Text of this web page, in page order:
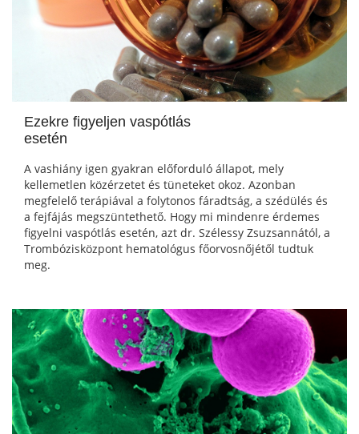
Ezekre figyeljen vaspótlás
esetén
A vashiány igen gyakran előforduló állapot, mely
kellemetlen közérzetet és tüneteket okoz. Azonban
megfelelő terápiával a folytonos fáradtság, a szédülés és
a fejfájás megszüntethető. Hogy mi mindenre érdemes
figyelni vaspótlás esetén, azt dr. Szélessy Zsuzsannától, a
Trombózisközpont hematológus főorvosnőjétől tudtuk
meg.